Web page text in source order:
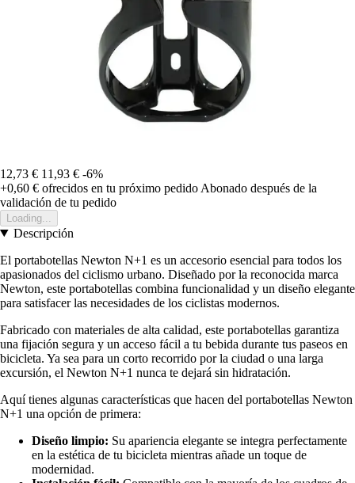
12,73 € 11,93 € -6%
+0,60 € ofrecidos en tu próximo pedido Abonado después de la
validación de tu pedido
Loading...
Descripción
El portabotellas Newton N+1 es un accesorio esencial para todos los
apasionados del ciclismo urbano. Diseñado por la reconocida marca
Newton, este portabotellas combina funcionalidad y un diseño elegante
para satisfacer las necesidades de los ciclistas modernos.
Fabricado con materiales de alta calidad, este portabotellas garantiza
una fijación segura y un acceso fácil a tu bebida durante tus paseos en
bicicleta. Ya sea para un corto recorrido por la ciudad o una larga
excursión, el Newton N+1 nunca te dejará sin hidratación.
Aquí tienes algunas características que hacen del portabotellas Newton
N+1 una opción de primera:
Diseño limpio: Su apariencia elegante se integra perfectamente
en la estética de tu bicicleta mientras añade un toque de
modernidad.